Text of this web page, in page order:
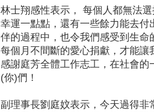
林士翔感性表示， 每個人都無法
幸運一點點，還有一些餘力能去
伴的過程中，也令我們感受到生
每個月不間斷的愛心捐獻，才能
感謝庭芳全體工作志工，在社會
(你)們！
副理事長劉庭妏表示，今天過得